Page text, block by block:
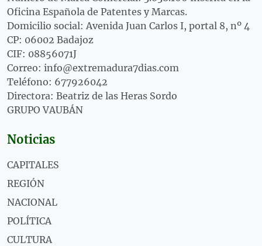
Oficina Española de Patentes y Marcas.
Domicilio social: Avenida Juan Carlos I, portal 8, nº 4
CP: 06002 Badajoz
CIF: 08856071J
Correo: info@extremadura7dias.com
Teléfono: 677926042
Directora: Beatriz de las Heras Sordo
GRUPO VAUBÁN
Noticias
CAPITALES
REGIÓN
NACIONAL
POLÍTICA
CULTURA